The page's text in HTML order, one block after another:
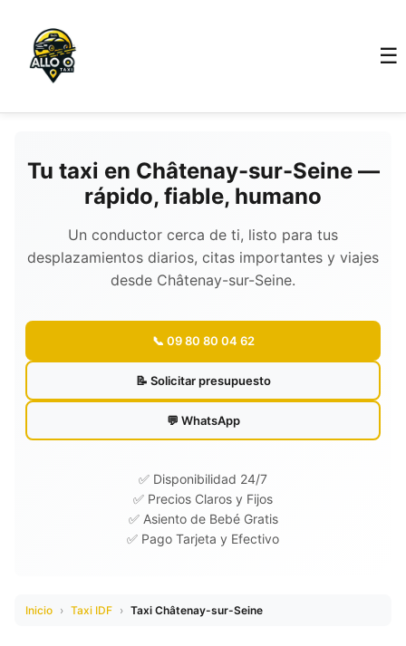
☰
Tu taxi en Châtenay-sur-Seine —
rápido, fiable, humano
Un conductor cerca de ti, listo para tus
desplazamientos diarios, citas importantes y viajes
desde Châtenay-sur-Seine.
📞 09 80 80 04 62
📝 Solicitar presupuesto
💬 WhatsApp
✅ Disponibilidad 24/7
✅ Precios Claros y Fijos
✅ Asiento de Bebé Gratis
✅ Pago Tarjeta y Efectivo
Inicio › Taxi IDF › Taxi Châtenay-sur-Seine